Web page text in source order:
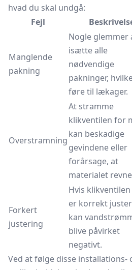
hvad du skal undgå:
Fejl
Manglende
pakning
Nogle glemmer
isætte alle
nødvendige
pakninger,
føre til lækager.
Overstramning
At stramme
klikventilen for
kan beskadige
gevindene eller
forårsage, at
materialet
Forkert
justering
Hvis
er korrekt
kan
blive påvirket
negativt.
Ved at følge disse installations-